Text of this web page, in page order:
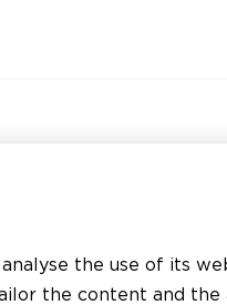
Listing documents
the use of its
the content and